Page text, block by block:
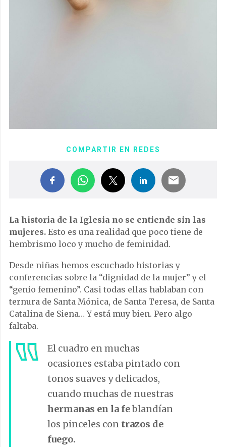
COMPARTIR EN REDES
La historia de la Iglesia no se entiende sin las
mujeres. Esto es una realidad que poco tiene de
hembrismo loco y mucho de feminidad.
Desde niñas hemos escuchado historias y
conferencias sobre la “dignidad de la mujer” y el
“genio femenino”. Casi todas ellas hablaban con
ternura de Santa Mónica, de Santa Teresa, de Santa
Catalina de Siena… Y está muy bien. Pero algo
faltaba.
El cuadro en muchas
ocasiones estaba pintado con
tonos suaves y delicados,
cuando muchas de nuestras
hermanas en la feblandían
los pinceles con trazos de
fuego.